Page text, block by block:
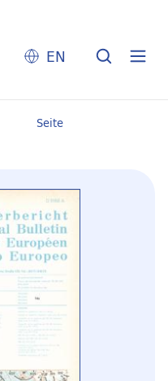
EN
Seite